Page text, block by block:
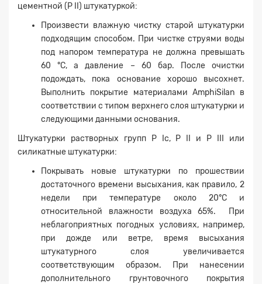
цементной (P II) штукатуркой:
Произвести влажную чистку старой штукатурки
подходящим способом. При чистке струями воды
под напором температура не должна превышать
60 °C, а давление – 60 бар. После очистки
подождать, пока основание хорошо высохнет.
Выполнить покрытие материалами AmphiSilan в
соответствии с типом верхнего слоя штукатурки и
следующими данными основания.
Штукатурки растворных групп P Ic, P II и P III или
силикатные штукатурки:
Покрывать новые штукатурки по прошествии
достаточного времени высыхания, как правило, 2
недели при температуре около 20°C и
относительной влажности воздуха 65%. При
неблагоприятных погодных условиях, например,
при дожде или ветре, время высыхания
штукатурного слоя увеличивается
соответствующим образом. При нанесении
дополнительного грунтовочного покрытия